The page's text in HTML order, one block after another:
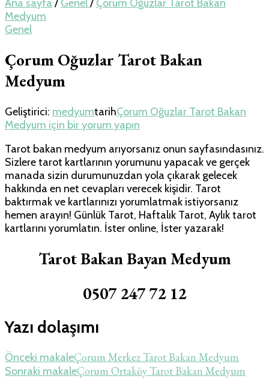
Ana sayfa / Genel/ Çorum Oğuzlar Tarot Bakan
Medyum
Genel
Çorum Oğuzlar Tarot Bakan
Medyum
Geliştirici: medyumtarihÇorum Oğuzlar Tarot Bakan
Medyum için bir yorum yapın
Tarot bakan medyum arıyorsanız onun sayfasındasınız.
Sizlere tarot kartlarının yorumunu yapacak ve gerçek
manada sizin durumunuzdan yola çıkarak gelecek
hakkında en net cevapları verecek kişidir. Tarot
baktırmak ve kartlarınızı yorumlatmak istiyorsanız
hemen arayın! Günlük Tarot, Haftalık Tarot, Aylık tarot
kartlarını yorumlatın. İster online, İster yazarak!
Tarot Bakan Bayan Medyum
0507 247 72 12
Yazı dolaşımı
Önceki makaleÇorum Merkez Tarot Bakan Medyum
Sonraki makaleÇorum Ortaköy Tarot Bakan Medyum